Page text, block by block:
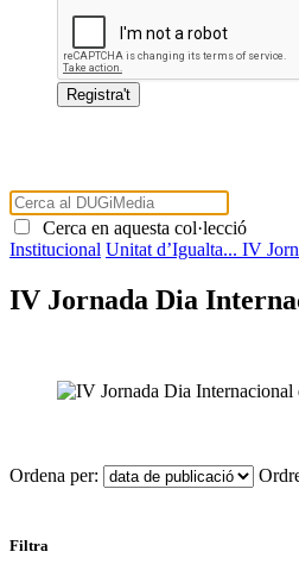
Cerca en aquesta col·lecció
Institucional Unitat d’Igualta... IV
IV Jornada Dia
Ordena per:
Filtra